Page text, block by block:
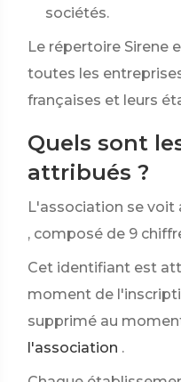
sociétés.
Le répertoire Sirene
toutes les
françaises et leurs
Quels sont
attribués ?
L'association se voit
, composé de 9
Cet identifiant est
moment de
supprimé au
l'association .